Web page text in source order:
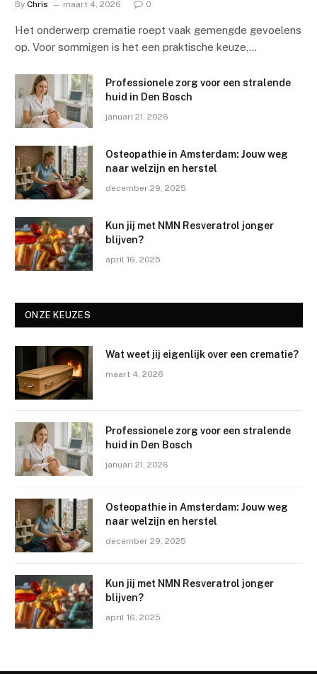
By Chris maart 4, 2026 0
Het onderwerp crematie roept vaak gemengde gevoelens
op. Voor sommigen is het een praktische keuze,…
Professionele zorg voor een stralende
huid in Den Bosch
januari 21, 2026
Osteopathie in Amsterdam: Jouw weg
naar welzijn en herstel
december 29, 2025
Kun jij met NMN Resveratrol jonger
blijven?
april 16, 2025
ONZE KEUZES
Wat weet jij eigenlijk over een crematie?
maart 4, 2026
Professionele zorg voor een stralende
huid in Den Bosch
januari 21, 2026
Osteopathie in Amsterdam: Jouw weg
naar welzijn en herstel
december 29, 2025
Kun jij met NMN Resveratrol jonger
blijven?
april 16, 2025